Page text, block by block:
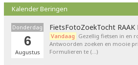
Kalender Beringen
Donderdag
6
Augustus
FietsFotoZoekTocht RAAK
Vandaag Gezellig fietsen in en
Antwoorden zoeken en mooie
Formulieren te (…)